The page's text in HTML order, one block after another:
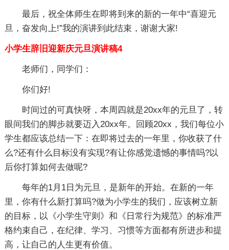
最后，祝全体师生在即将到来的新的一年中“喜迎元
旦，奋发向上!”我的演讲到此结束，谢谢大家!
小学生辞旧迎新庆元旦演讲稿4
老师们，同学们：
你们好!
时间过的可真快呀，本周四就是20xx年的元旦了，转
眼间我们的脚步就要迈入20xx年。回顾20xx，我们每位小
学生都应该总结一下：在即将过去的一年里，你收获了什
么?还有什么目标没有实现?有让你感觉遗憾的事情吗?以
后你打算如何去做呢?
每年的1月1日为元旦，是新年的开始。在新的一年
里，你有什么新打算吗?做为小学生的我们，应该树立新
的目标，以《小学生守则》和《日常行为规范》的标准严
格约束自己，在纪律、学习、习惯等方面都有所进步和提
高，让自己的人生更有价值。